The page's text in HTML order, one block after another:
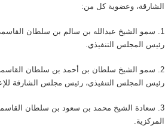
الشارقة، وعضوية كل من:
1. سمو الشيخ عبدالله بن سالم بن سلطان
رئيس المجلس التنفيذي.
2. سمو الشيخ سلطان بن أحمد بن سلطان
رئيس المجلس التنفيذي، رئيس مجلس الشارقة
3. سعادة الشيخ محمد بن سعود بن سلطان
المركزية.